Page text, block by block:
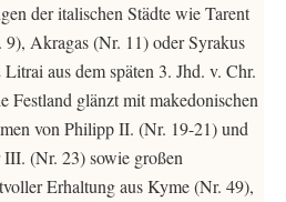
der italischen Städte wie Tarent
Akragas (Nr. 11) oder Syrakus
aus dem späten 3. Jhd. v. Chr.
Festland glänzt mit makedonischen
von Philipp II. (Nr. 19-21) und
(Nr. 23) sowie großen
Erhaltung aus Kyme (Nr. 49),